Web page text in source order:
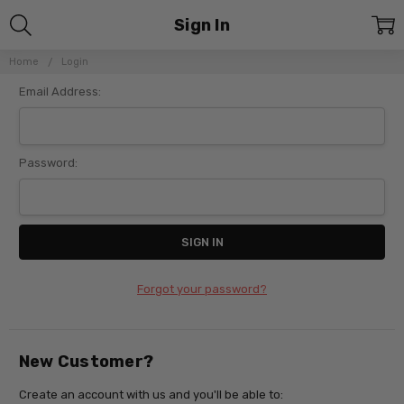
Home Login
Sign In
Email Address:
Password:
Forgot your password?
New Customer?
Create an account with us and you'll be able to: